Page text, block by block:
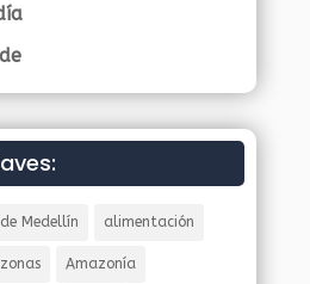
Medellín alimentación
Amazonía